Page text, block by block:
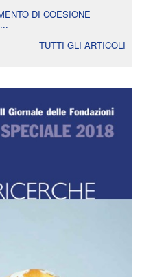
DI COESIONE
TUTTI GLI ARTICOLI